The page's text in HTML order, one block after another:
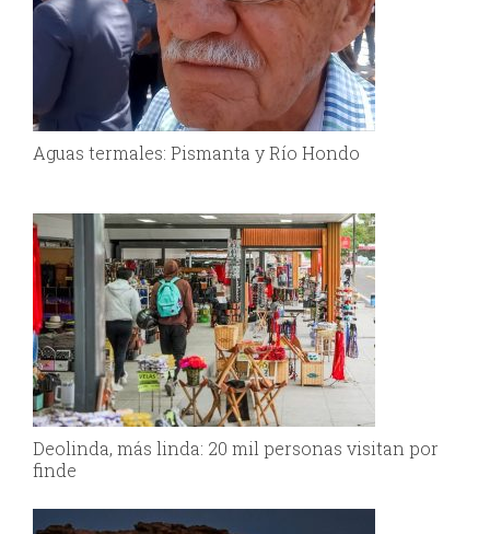
Aguas termales: Pismanta y Río Hondo
Deolinda, más linda: 20 mil personas visitan por
finde